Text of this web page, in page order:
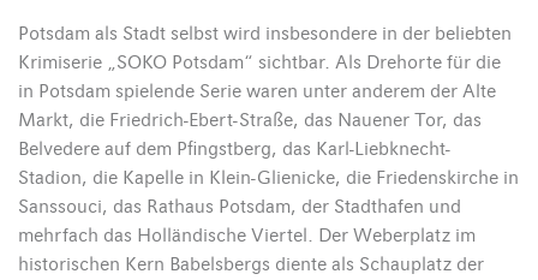
Potsdam als Stadt selbst wird insbesondere in der beliebten
Krimiserie „SOKO Potsdam“ sichtbar. Als Drehorte für die
in Potsdam spielende Serie waren unter anderem der Alte
Markt, die Friedrich-Ebert-Straße, das Nauener Tor, das
Belvedere auf dem Pfingstberg, das Karl-Liebknecht-
Stadion, die Kapelle in Klein-Glienicke, die Friedenskirche in
Sanssouci, das Rathaus Potsdam, der Stadthafen und
mehrfach das Holländische Viertel. Der Weberplatz im
historischen Kern Babelsbergs diente als Schauplatz der